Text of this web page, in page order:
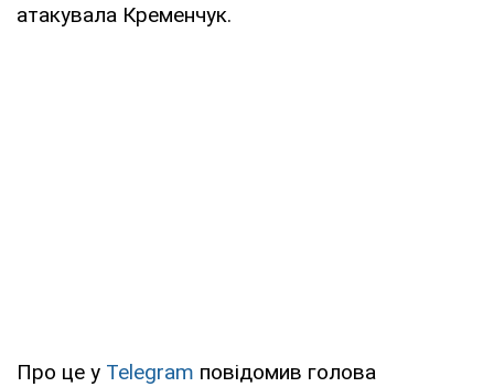
атакувала Кременчук.
Про це у Telegram повідомив голова